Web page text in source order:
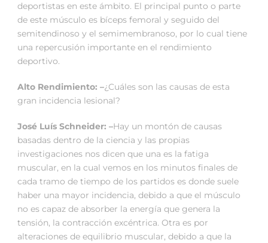
deportistas en este ámbito. El principal punto o parte
de este músculo es bíceps femoral y seguido del
semitendinoso y el semimembranoso, por lo cual tiene
una repercusión importante en el rendimiento
deportivo.
Alto Rendimiento: –¿Cuáles son las causas de esta
gran incidencia lesional?
José Luís Schneider: –Hay un montón de causas
basadas dentro de la ciencia y las propias
investigaciones nos dicen que una es la fatiga
muscular, en la cual vemos en los minutos finales de
cada tramo de tiempo de los partidos es donde suele
haber una mayor incidencia, debido a que el músculo
no es capaz de absorber la energía que genera la
tensión, la contracción excéntrica. Otra es por
alteraciones de equilibrio muscular, debido a que la